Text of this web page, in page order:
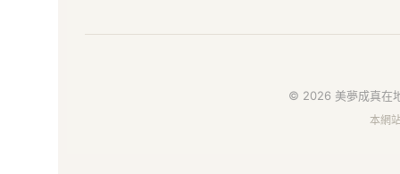
© 2026 美夢成真在
本網